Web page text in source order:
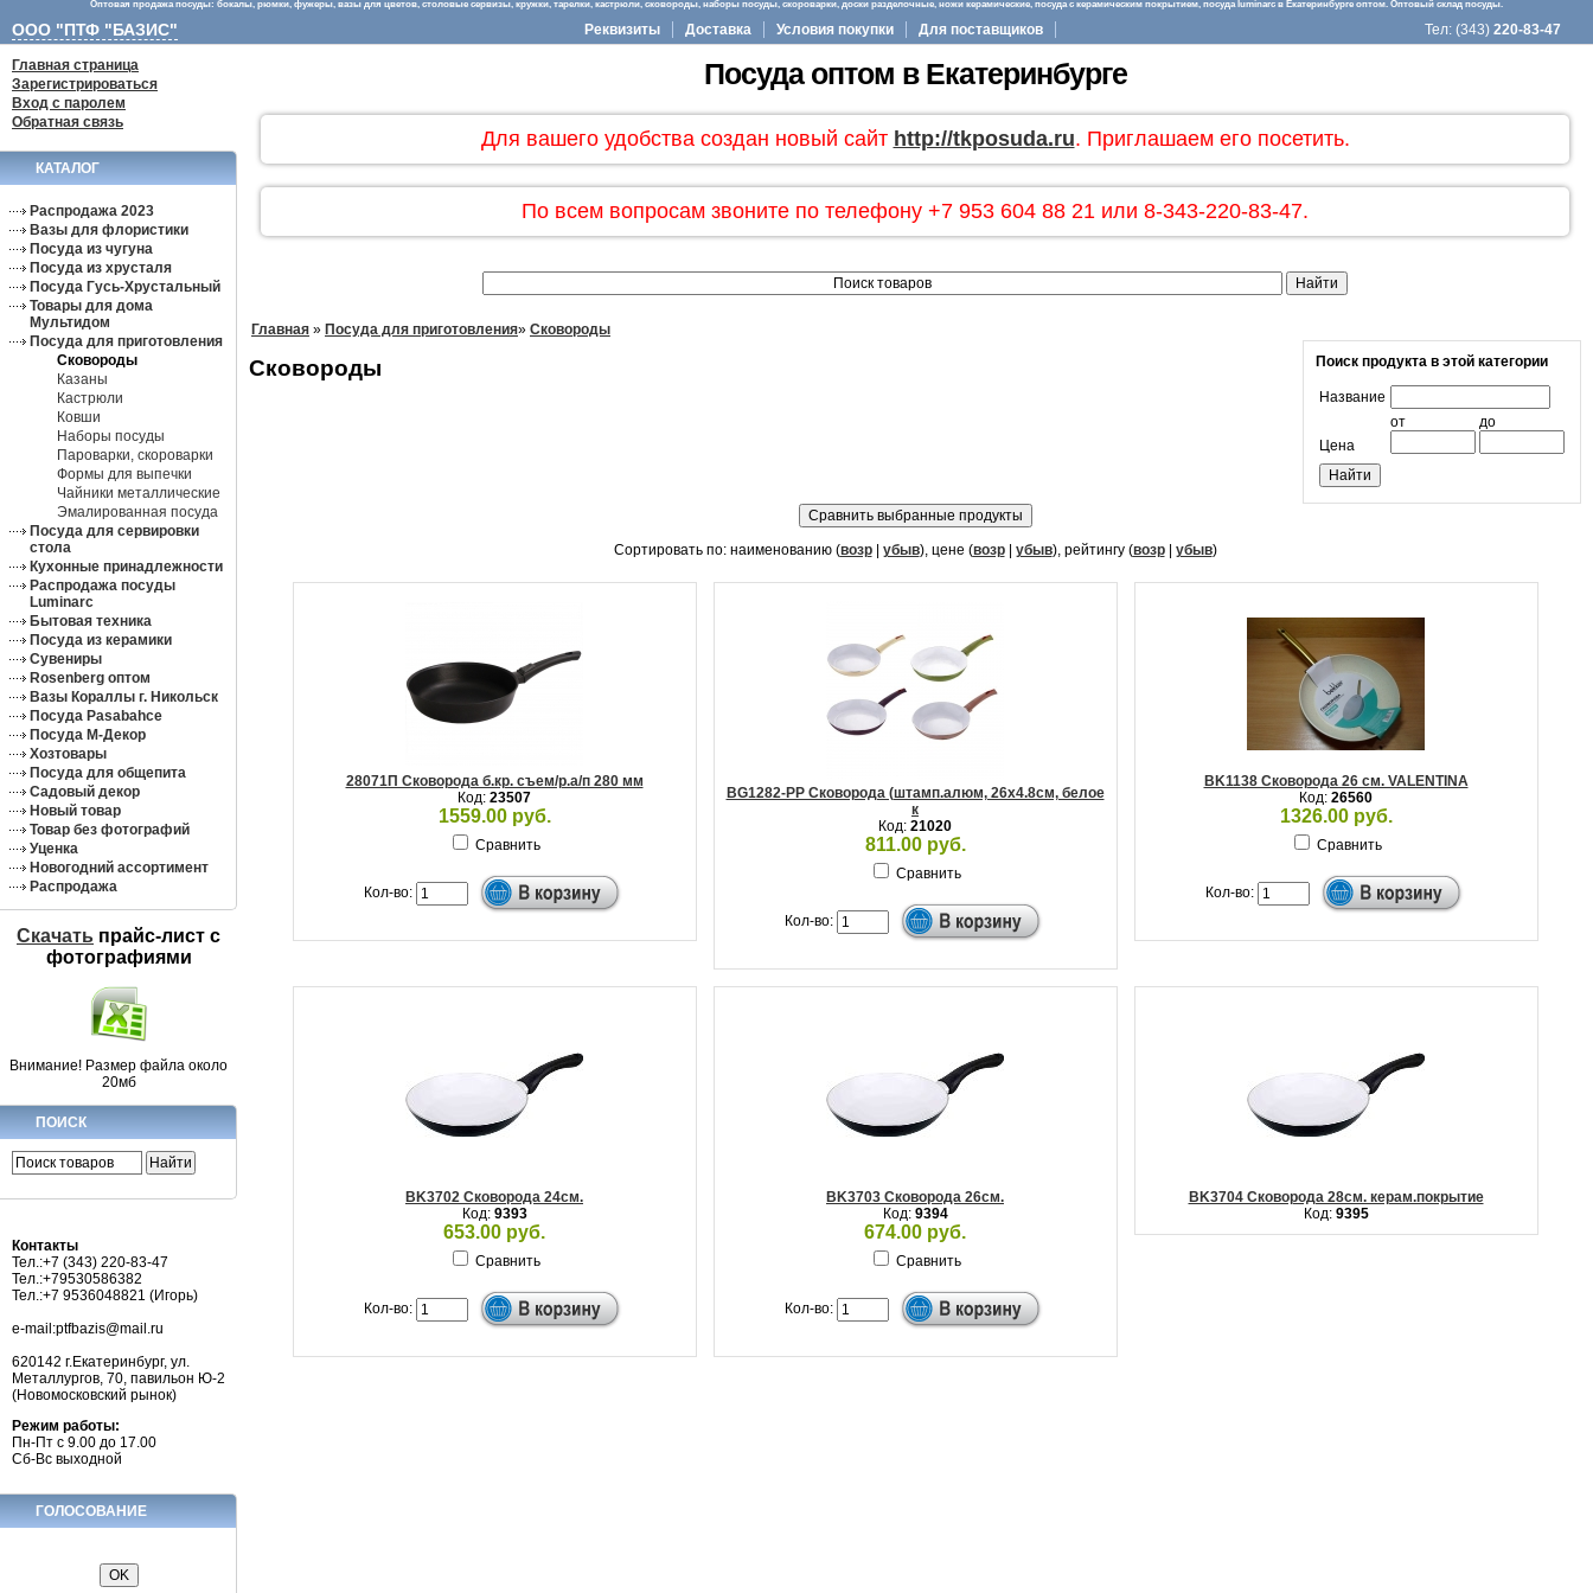
Оптовая продажа посуды: бокалы, рюмки, фужеры, вазы для цветов, столовые сервизы, кружки, тарелки, кастрюли, сковороды, наборы посуды, скороварки, доски разделочные, ножи керамические, посуда с керамическим покрытием, посуда luminarc в Екатеринбурге оптом. Оптовый склад посуды.
ООО "ПТФ "БАЗИС" Реквизиты Доставка Условия покупки Для поставщиков Тел: (343) 220-83-47
Главная страница
Зарегистрироваться
Вход с паролем
Обратная связь
КАТАЛОГ
Распродажа 2023
Вазы для флористики
Посуда из чугуна
Посуда из хрусталя
Посуда Гусь-Хрустальный
Товары для дома
Мультидом
Посуда для приготовления
Сковороды
Казаны
Кастрюли
Ковши
Наборы посуды
Пароварки, скороварки
Формы для выпечки
Чайники металлические
Эмалированная посуда
Посуда для сервировки
стола
Кухонные принадлежности
Распродажа посуды
Luminarc
Бытовая техника
Посуда из керамики
Сувениры
Rosenberg оптом
Вазы Кораллы г. Никольск
Посуда Pasabahce
Посуда М-Декор
Хозтовары
Посуда для общепита
Садовый декор
Новый товар
Товар без фотографий
Уценка
Новогодний ассортимент
Распродажа
Скачать прайс-лист c
фотографиями
Внимание! Размер файла около
20мб
ПОИСК
Контакты
Тел.:+7 (343) 220-83-47
Тел.:+79530586382
Тел.:+7 9536048821 (Игорь)
e-mail:ptfbazis@mail.ru
620142 г.Екатеринбург, ул.
Металлургов, 70, павильон Ю-2
(Новомосковский рынок)
Режим работы:
Пн-Пт с 9.00 до 17.00
Сб-Вс выходной
ГОЛОСОВАНИЕ
Посуда оптом в Екатеринбурге
Для вашего удобства создан новый сайт http://tkposuda.ru. Приглашаем его посетить.
По всем вопросам звоните по телефону +7 953 604 88 21 или 8-343-220-83-47.
Главная » Посуда для приготовления» Сковороды
Поиск продукта в этой категории
Название
Цена
от до
Сковороды
Сортировать по: наименованию (возр| убыв), цене (возр| убыв), рейтингу (возр| убыв)
28071П Сковорода б.кр. съем/р.а/п 280 мм
Код: 23507
1559.00 руб.
Сравнить
Кол-во:
BG1282-PP Сковорода (штамп.алюм, 26x4.8см, белое
к
Код: 21020
811.00 руб.
Сравнить
Кол-во:
BK1138 Сковорода 26 см. VALENTINA
Код: 26560
1326.00 руб.
Сравнить
Кол-во:
BK3702 Сковорода 24см.
Код: 9393
653.00 руб.
Сравнить
Кол-во:
BK3703 Сковорода 26см.
Код: 9394
674.00 руб.
Сравнить
Кол-во:
BK3704 Сковорода 28см. керам.покрытие
Код: 9395